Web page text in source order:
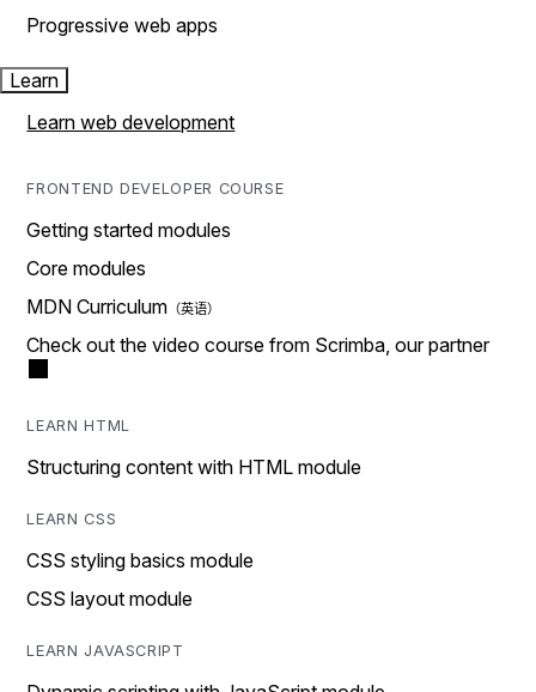
Progressive web apps
Learn
Learn web development
FRONTEND DEVELOPER COURSE
Getting started modules
Core modules
MDN Curriculum
Check out the video course from Scrimba, our partner
LEARN HTML
Structuring content with HTML module
LEARN CSS
CSS styling basics module
CSS layout module
LEARN JAVASCRIPT